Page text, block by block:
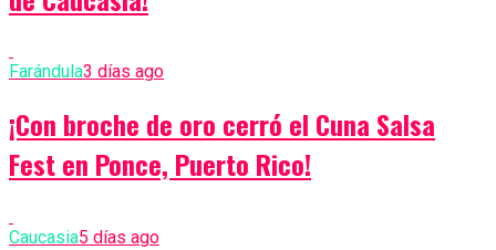
Farándula3 días ago
¡Con broche de oro cerró el Cuna Salsa
Fest en Ponce, Puerto Rico!
Caucasia5 días ago